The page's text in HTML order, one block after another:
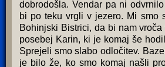
dobrodošla. Vendar pa ni
bi po teku vrgli v jezero. Mi smo
Bohinjski Bistrici, da bi nam
posebej Karin, ki je komaj še
Sprejeli smo slabo odločitev.
je bilo že, ko smo komaj našli